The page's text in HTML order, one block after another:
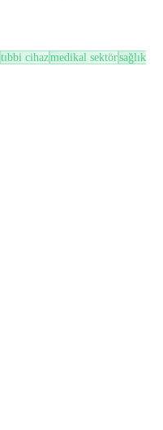
tıbbi cihazmedikal sektörsağlık